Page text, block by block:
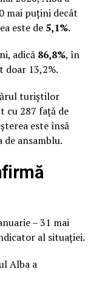
mai puțini decât
este de 5,1%.
adică 86,8%, în
13,2%.
turiștilor
cu 287 față de
este însă
de ansamblu.
– 31 mai
al situației.
Alba a